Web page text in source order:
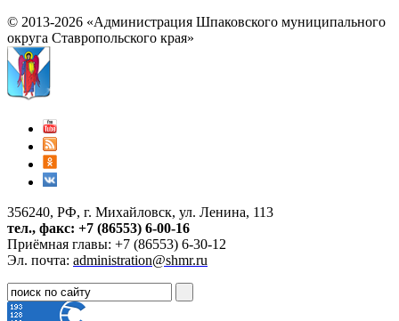
© 2013-2026 «Администрация Шпаковского муниципального
округа Ставропольского края»
356240, РФ, г. Михайловск, ул. Ленина, 113
тел., факс: +7 (86553) 6-00-16
Приёмная главы: +7 (86553) 6-30-12
Эл. почта: administration@shmr.ru